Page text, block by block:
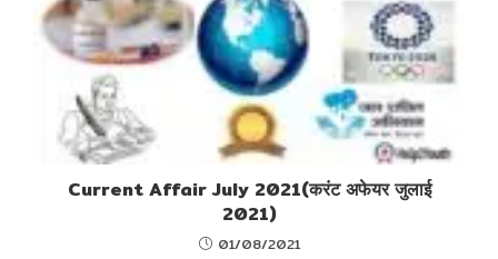
Current Affair July 2021(करंट अफेयर जुलाई
2021)
01/08/2021